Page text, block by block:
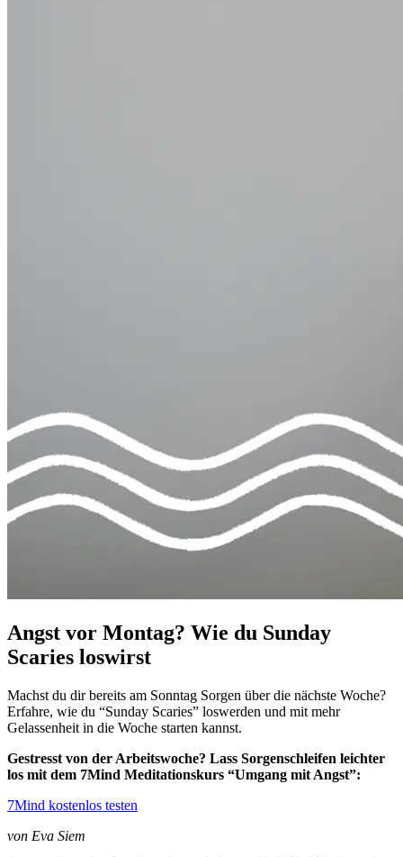
Angst vor Montag? Wie du Sunday
Scaries loswirst
Machst du dir bereits am Sonntag Sorgen über die nächste Woche?
Erfahre, wie du “Sunday Scaries” loswerden und mit mehr
Gelassenheit in die Woche starten kannst.
Gestresst von der Arbeitswoche? Lass Sorgenschleifen leichter
los mit dem 7Mind Meditationskurs “Umgang mit Angst”:
7Mind kostenlos testen
von Eva Siem